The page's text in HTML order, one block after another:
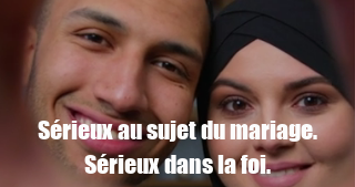
Sérieux au sujet du mariage.
Sérieux dans la foi.